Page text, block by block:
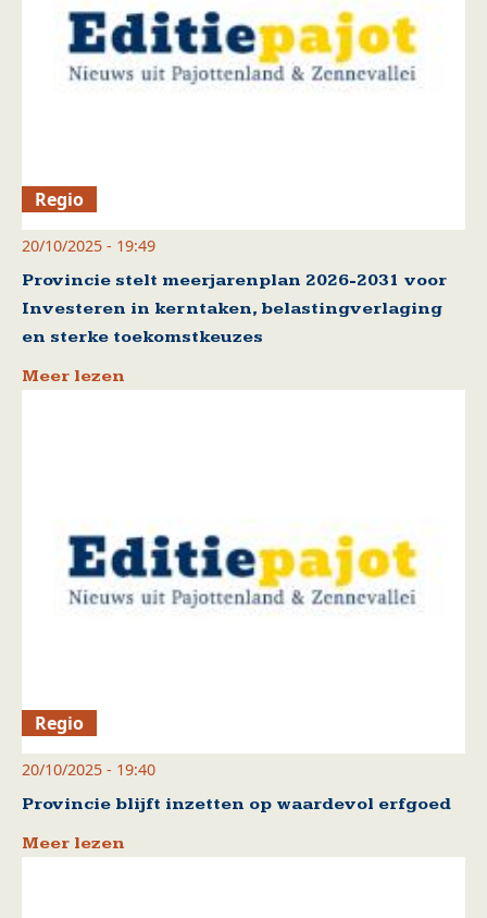
Regio
20/10/2025 - 19:49
Provincie stelt meerjarenplan 2026-2031 voor
Investeren in kerntaken, belastingverlaging
en sterke toekomstkeuzes
Meer lezen
Regio
20/10/2025 - 19:40
Provincie blijft inzetten op waardevol erfgoed
Meer lezen